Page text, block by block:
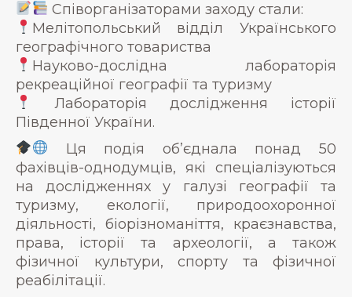
Співорганізаторами заходу стали:
Мелітопольський відділ Українського
географічного товариства
Науково-дослідна лабораторія
рекреаційної географії та туризму
Лабораторія дослідження історії
Південної України.
Ця подія об’єднала понад 50
фахівців-однодумців, які спеціалізуються
на дослідженнях у галузі географії та
туризму, екології, природоохоронної
діяльності, біорізноманіття, краєзнавства,
права, історії та археології, а також
фізичної культури, спорту та фізичної
реабілітації.